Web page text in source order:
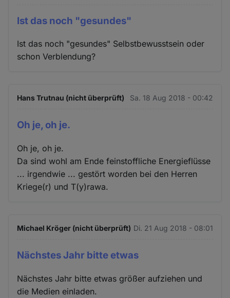
Ist das noch "gesundes"
Ist das noch "gesundes" Selbstbewusstsein oder
schon Verblendung?
Hans Trutnau (nicht überprüft) Sa. 18 Aug 2018 - 00:42
Oh je, oh je.
Oh je, oh je.
Da sind wohl am Ende feinstoffliche Energieflüsse
... irgendwie ... gestört worden bei den Herren
Kriege(r) und T(y)rawa.
Michael Kröger (nicht überprüft) Di. 21 Aug 2018 - 08:01
Nächstes Jahr bitte etwas
Nächstes Jahr bitte etwas größer aufziehen und
die Medien einladen.